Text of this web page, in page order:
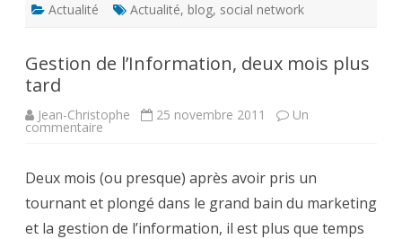
Actualité Actualité, blog, social network
Gestion de l’Information, deux mois plus
tard
Jean-Christophe 25 novembre 2011 Un
commentaire sur
deux
mois
plus
tard
Deux mois (ou presque) après avoir pris un
tournant et plongé dans le grand bain du marketing
et la gestion de l’information, il est plus que temps